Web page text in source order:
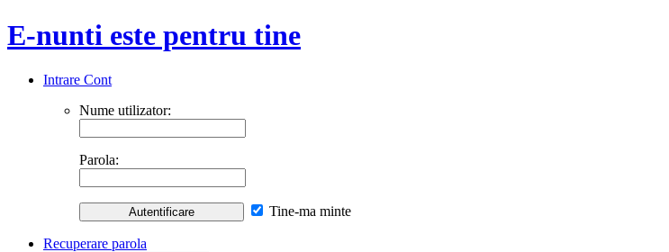
E-nunti este pentru tine
Intrare Cont
Nume utilizator:
Parola:
Tine-ma minte
Recuperare parola